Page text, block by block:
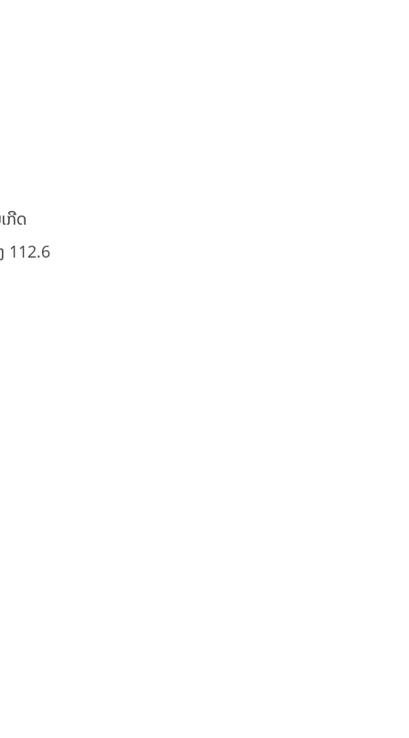
ກີດ
112.6